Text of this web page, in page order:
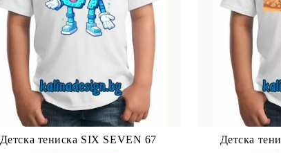
Детска тениска SIX SEVEN 67
Детска